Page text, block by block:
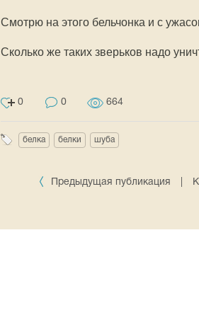
Смотрю на этого бельчонка и с
Сколько же таких зверьков надо
0 0 664
белка белки шуба
Предыдущая публикация